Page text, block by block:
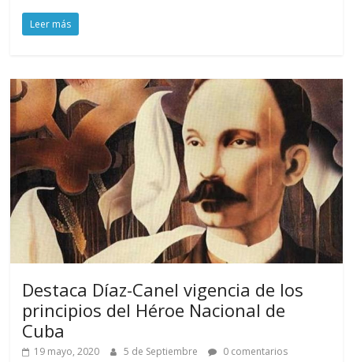
Leer más
Destaca Díaz-Canel vigencia de los
principios del Héroe Nacional de
Cuba
19 mayo, 2020 5 de Septiembre 0 comentarios